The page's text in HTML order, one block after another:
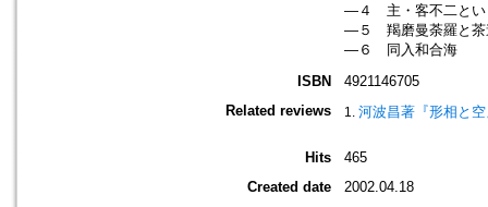
―４ 主・客不二とい
―５ 羯磨曼荼羅と茶
―６ 同入和合海
ISBN
4921146705
Related reviews
河波昌著『形相と
Hits
465
Created date
2002.04.18